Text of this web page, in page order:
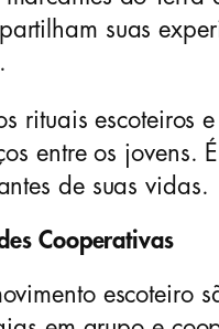
suas
rituais
entre os jovens.
de suas vidas.
Cooperativas
escoteiro